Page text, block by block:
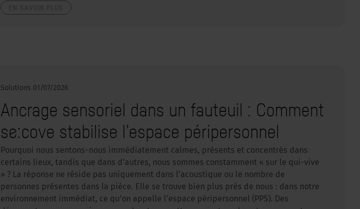
Solutions 01/07/2026
Ancrage sensoriel dans un fauteuil : Comment
se:cove stabilise l’espace péripersonnel
Pourquoi nous sentons-nous immédiatement calmes, présents et concentrés dans
certains lieux, tandis que dans d’autres, nous sommes constamment « sur le qui-vive
» ? La réponse ne réside pas uniquement dans l’acoustique ou le nombre de
personnes présentes dans la pièce. Elle se trouve bien plus près de nous : dans notre
environnement immédiat, ce qu’on appelle l’espace péripersonnel (PPS). Des